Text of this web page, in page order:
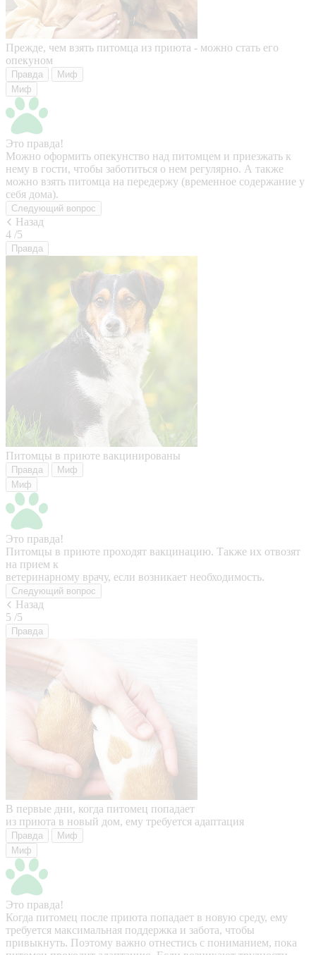
Прежде, чем взять питомца из приюта - можно стать его
опекуном
Правда
Миф
Миф
Это правда!
Можно оформить опекунство над питомцем и приезжать к
нему в гости, чтобы заботиться о нем регулярно. А также
можно взять питомца на передержу (временное содержание у
себя дома).
Следующий вопрос
Назад
4 /5
Правда
Питомцы в приюте вакцинированы
Правда
Миф
Миф
Это правда!
Питомцы в приюте проходят вакцинацию. Также их отвозят
на прием к
ветеринарному врачу, если возникает необходимость.
Следующий вопрос
Назад
5 /5
Правда
В первые дни, когда питомец попадает
из приюта в новый дом, ему требуется адаптация
Правда
Миф
Миф
Это правда!
Когда питомец после приюта попадает в новую среду, ему
требуется максимальная поддержка и забота, чтобы
привыкнуть. Поэтому важно отнестись с пониманием, пока